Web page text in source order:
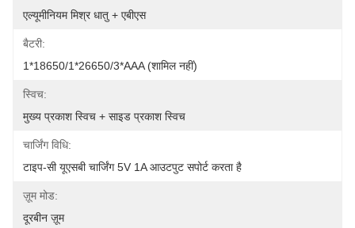
एल्यूमीनियम मिश्र धातु + एबीएस
बैटरी:
1*18650/1*26650/3*AAA (शामिल नहीं)
स्विच:
मुख्य प्रकाश स्विच + साइड प्रकाश स्विच
चार्जिंग विधि:
टाइप-सी यूएसबी चार्जिंग 5V 1A आउटपुट सपोर्ट करता है
ज़ूम मोड:
दूरबीन ज़ूम